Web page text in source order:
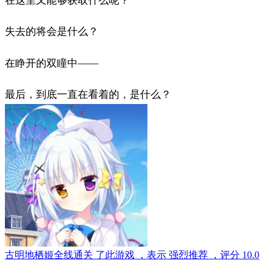
失去的将会是什么？
在睁开的双瞳中——
最后，到底一直在看着的，是什么？
古明地栖姬全线通关 了此游戏 ，表示 强烈推荐 ，评分 10.0